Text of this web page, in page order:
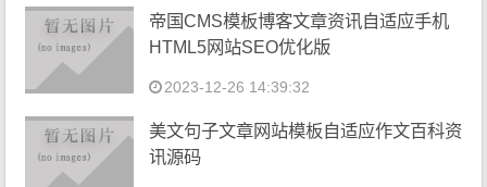
帝国CMS模板博客文章资讯自适应手机
HTML5网站SEO优化版
2023-12-26 14:39:32
美文句子文章网站模板自适应作文百科资
讯源码